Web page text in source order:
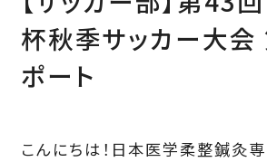
杯秋季サッカー大会
ポート
こんにちは！日本医学柔整鍼灸専